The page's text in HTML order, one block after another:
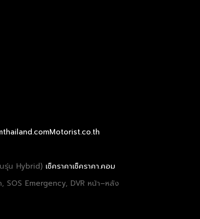
Motorist.co.th
รุ่น Hybrid) เช็คราคาเช็คราคา.คอม
SOS Emergency, DVR หน้า–หลัง